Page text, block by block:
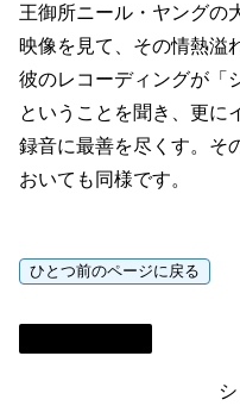
王御所ニール・ヤングの
映像を見て、その情熱溢
彼のレコーディングが「
ということを聞き、更に
録音に最善を尽くす。そ
おいても同様です。